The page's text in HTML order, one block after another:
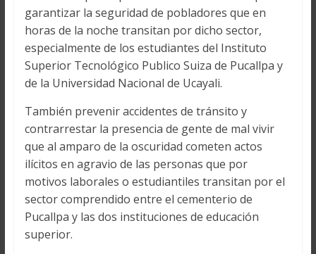
garantizar la seguridad de pobladores que en
horas de la noche transitan por dicho sector,
especialmente de los estudiantes del Instituto
Superior Tecnológico Publico Suiza de Pucallpa y
de la Universidad Nacional de Ucayali.
También prevenir accidentes de tránsito y
contrarrestar la presencia de gente de mal vivir
que al amparo de la oscuridad cometen actos
ilícitos en agravio de las personas que por
motivos laborales o estudiantiles transitan por el
sector comprendido entre el cementerio de
Pucallpa y las dos instituciones de educación
superior.